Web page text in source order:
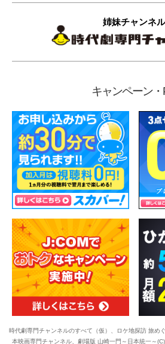
姉妹チャンネル
キャンペーン・
時代劇専門チャンネルのすべて（仮）、ロケ地探訪 旅
本映画専門チャンネル、劇場版 山崎一門～日本統一～